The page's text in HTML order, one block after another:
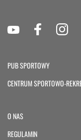
PUB SPORTOWY
CENTRUM SPORTOWO-
O NAS
REGULAMIN